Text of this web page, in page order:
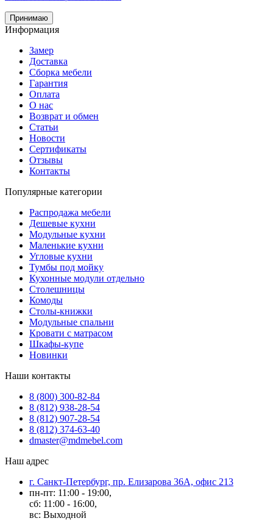
Принимаю
Информация
Замер
Доставка
Сборка мебели
Гарантия
Оплата
О нас
Возврат и обмен
Статьи
Новости
Сертификаты
Отзывы
Контакты
Популярные категории
Распродажа мебели
Дешевые кухни
Модульные кухни
Маленькие кухни
Угловые кухни
Тумбы под мойку
Кухонные модули отдельно
Столешницы
Комоды
Столы-книжки
Модульные спальни
Кровати с матрасом
Шкафы-купе
Новинки
Наши контакты
8 (800) 300-82-84
8 (812) 938-28-54
8 (812) 907-28-54
8 (812) 374-63-40
dmaster@mdmebel.com
Наш адрес
г. Санкт-Петербург, пр. Елизарова 36А, офис 213
пн-пт: 11:00 - 19:00,
сб: 11:00 - 16:00,
вс: Выходной